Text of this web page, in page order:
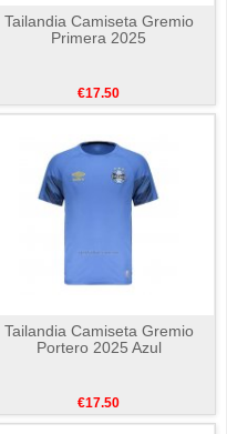
Tailandia Camiseta Gremio
Primera 2025
€17.50
Tailandia Camiseta Gremio
Portero 2025 Azul
€17.50